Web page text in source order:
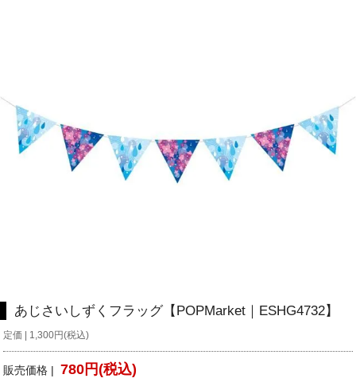
あじさいしずくフラッグ【POPMarket｜ESHG4732】
定価 | 1,300円(税込)
販売価格 |780円(税込)